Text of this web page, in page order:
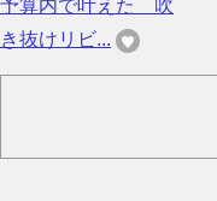
予算内で叶えた 吹
き抜けリビ...